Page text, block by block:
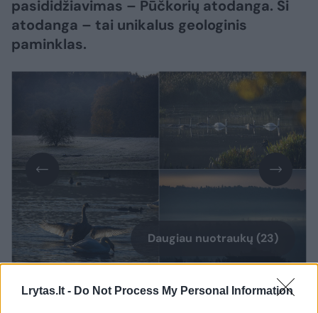
Lrytas.lt - Do Not Process My Personal Information
pasididžiavimas – Pūčkorių atodanga. Ši
atodanga – tai unikalus geologinis
paminklas.
Daugiau nuotraukų (23)